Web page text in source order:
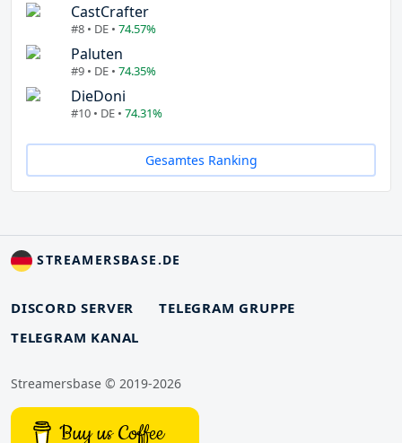
CastCrafter
#8 • DE • 74.57%
Paluten
#9 • DE • 74.35%
DieDoni
#10 • DE • 74.31%
Gesamtes Ranking
STREAMERSBASE.DE
DISCORD SERVER
TELEGRAM GRUPPE
TELEGRAM KANAL
Streamersbase © 2019-2026
Buy us Coffee